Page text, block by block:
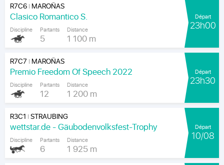
R7C6| MAROÑAS
Clasico Romantico S.
Discipline Partants
5
Distance
1 100 m
Départ
23h00
R7C7 | MAROÑAS
Premio Freedom Of Speech 2022
Discipline Partants
12
Distance
1 200 m
Départ
23h30
R3C1 |STRAUBING
wettstar.de - Gäubodenvolksfest-Trophy
Discipline Partants
6
Distance
1 925 m
Départ
10/08